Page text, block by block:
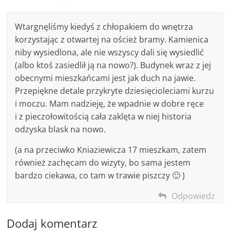
Wtargnęliśmy kiedyś z chłopakiem do wnętrza
korzystając z otwartej na oścież bramy. Kamienica
niby wysiedlona, ale nie wszyscy dali się wysiedlić
(albo ktoś zasiedlił ją na nowo?). Budynek wraz z jej
obecnymi mieszkańcami jest jak duch na jawie.
Przepiękne detale przykryte dziesięcioleciami kurzu
i moczu. Mam nadzieję, że wpadnie w dobre ręce
i z pieczołowitością cała zaklęta w niej historia
odzyska blask na nowo.
(a na przeciwko Kniaziewicza 17 mieszkam, zatem
również zachęcam do wizyty, bo sama jestem
bardzo ciekawa, co tam w trawie piszczy 🙂 )
Odpowiedz
Dodaj komentarz